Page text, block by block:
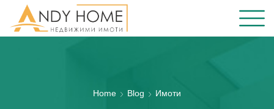
Home Blog Имоти